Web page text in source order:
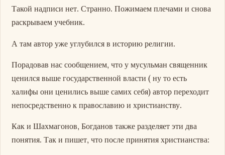
Такой надписи нет. Странно. Пожимаем плечами и снова
раскрываем учебник.
А там автор уже углубился в историю религии.
Порадовав нас сообщением, что у мусульман священник
ценился выше государственной власти ( ну то есть
халифы они ценились выше самих себя) автор переходит
непосредственно к православию и христианству.
Как и Шахмагонов, Богданов также разделяет эти два
понятия. Так и пишет, что после принятия христианства: